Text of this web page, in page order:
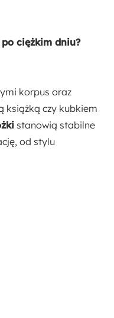
ciężkim dniu?
korpus oraz
książką czy kubkiem
stanowią stabilne
od stylu